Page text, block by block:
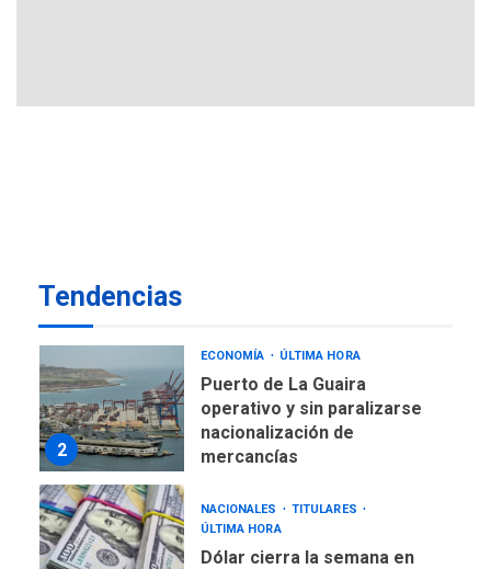
Tendencias
1
2
ECONOMÍA ÚLTIMA HORA
Puerto de La Guaira
operativo y sin paralizarse
nacionalización de
mercancías
NACIONALES
TITULARES
ÚLTIMA HORA
Dólar cierra la semana en